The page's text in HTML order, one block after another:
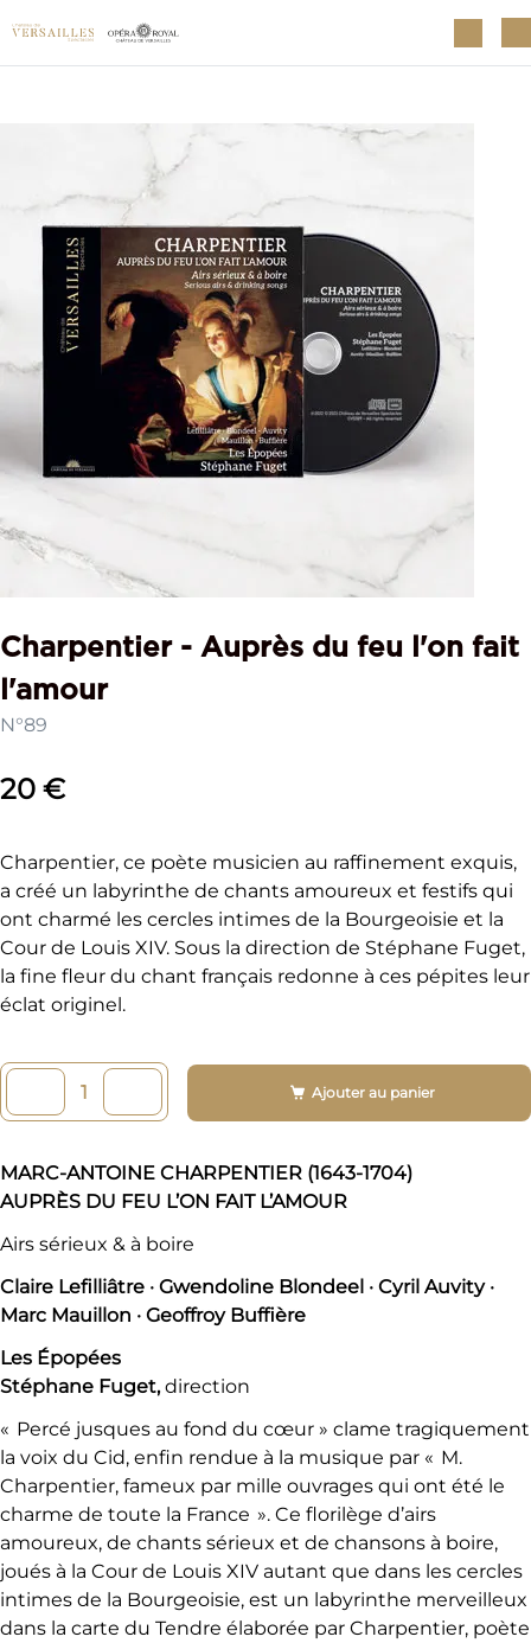
Charpentier - Auprès du feu l'on fait
l'amour
N°89
20 €
Charpentier, ce poète musicien au raffinement exquis,
a créé un labyrinthe de chants amoureux et festifs qui
ont charmé les cercles intimes de la Bourgeoisie et la
Cour de Louis XIV. Sous la direction de Stéphane Fuget,
la fine fleur du chant français redonne à ces pépites leur
éclat originel.
Ajouter au panier
MARC-ANTOINE CHARPENTIER (1643-1704)
AUPRÈS DU FEU L’ON FAIT L’AMOUR
Airs sérieux & à boire
Claire Lefilliâtre · Gwendoline Blondeel · Cyril Auvity ·
Marc Mauillon · Geoffroy Buffière
Les Épopées
Stéphane Fuget,direction
« Percé jusques au fond du cœur » clame tragiquement
la voix du Cid, enfin rendue à la musique par « M.
Charpentier, fameux par mille ouvrages qui ont été le
charme de toute la France ». Ce florilège d’airs
amoureux, de chants sérieux et de chansons à boire,
joués à la Cour de Louis XIV autant que dans les cercles
intimes de la Bourgeoisie, est un labyrinthe merveilleux
dans la carte du Tendre élaborée par Charpentier, poète